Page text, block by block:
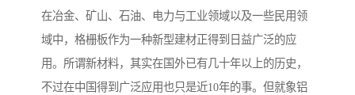
在冶金、矿山、石油、电力与工业领域以及一些民用领
域中，格栅板作为一种新型建材正得到日益广泛的应
用。所谓新材料，其实在国外已有几十年以上的历史，
不过在中国得到广泛应用也只是近10年的事。但就象铝